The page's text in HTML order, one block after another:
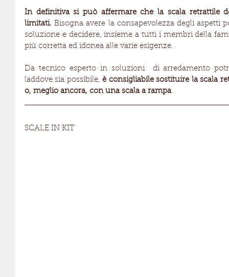
In definitiva si può affermare che la scala retrattile
limitati. Bisogna avere la consapevolezza degli aspetti
soluzione e decidere, insieme a tutti i membri della
più corretta ed idonea alle varie esigenze.
Da tecnico esperto in soluzioni  di arredamento
laddove sia possibile, è consigliabile sostituire la scala
o, meglio ancora, con una scala a rampa.
SCALE IN KIT